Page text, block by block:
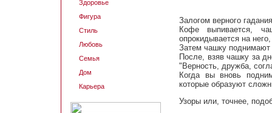
Здоровье
Фигура
Стиль
Любовь
Семья
Дом
Карьера
Залогом верного
Кофе выпивается,
опрокидывается на
Затем чашку поднимают
После, взяв чашку за
"Верность, дружба,
Когда вы вновь
которые образуют
Узоры или, точнее,